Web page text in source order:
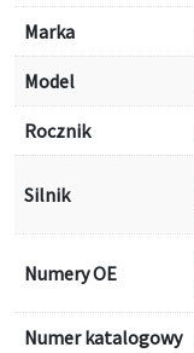
Marka
Model
Rocznik
Silnik
Numery OE
Numer katalogowy